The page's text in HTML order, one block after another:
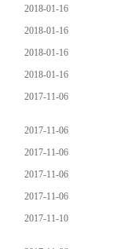
2018-01-16
2018-01-16
2018-01-16
2018-01-16
2017-11-06
2017-11-06
2017-11-06
2017-11-06
2017-11-06
2017-11-10